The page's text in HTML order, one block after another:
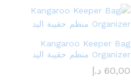
Kangaroo Keeper Bag
Organizer منظم حقيبة اليد
60,00 د.إ